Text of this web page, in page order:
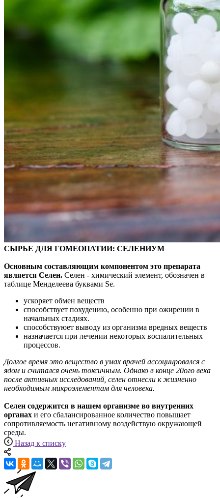
СЫРЬЕ ДЛЯ ГОМЕОПАТИИ: СЕЛЕНИУМ
Основным составляющим компонентом это препарата
является Селен. Селен - химический элемент, обозначен в
таблице Менделеева буквами Se.
ускоряет обмен веществ
способствует похудению, особенно при ожирении в
начальных стадиях.
способствуюет выводу из организма вредных веществ
назначается при лечении некоторых воспалительных
процессов.
Долгое время это вещество в умах врачей ассоциировался с
ядом и считался очень токсичным. Однако в конце 20ого века
после активных исследований, селен отнесли к жизненно
необходимым микроэлементам для человека.
Селен содержится в нашем организме во внутренних
органах и его сбалансированное количество повышает
сопротивляемость негативному воздействую окружающей
среды.
Назад к списку